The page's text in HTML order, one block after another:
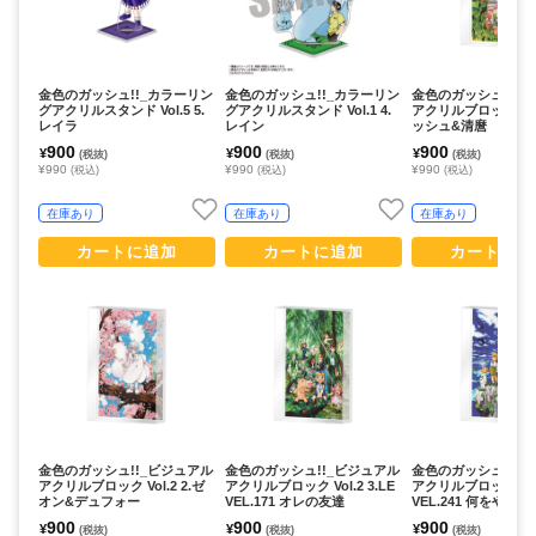
金色のガッシュ!!_カラーリン
グアクリルスタンド Vol.5 5.
レイラ
¥900 (税抜)
¥990 (税込)
在庫あり
カートに追加
金色のガッシュ!!_ビジュアル
アクリルブロック Vol.2 2.ゼ
オン&デュフォー
¥900 (税抜)
金色のガッシュ!!_カラーリン
グアクリルスタンド Vol.1 4.
レイン
¥900 (税抜)
¥990 (税込)
在庫あり
カートに追加
金色のガッシュ!!_ビジュアル
アクリルブロック Vol.2 3.LE
VEL.171 オレの友達
¥900 (税抜)
金色のガッシュ!!_ビ
アクリルブロック
ッシュ&清麿
¥900 (税抜)
¥990 (税込)
在庫あり
カートに
金色のガッシュ!!_ビ
アクリルブロック
VEL.241 何をやって
¥900 (税抜)